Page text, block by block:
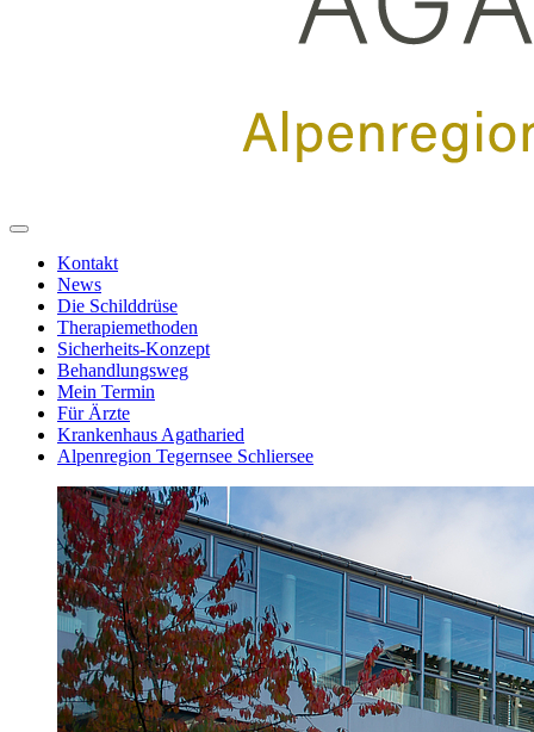
Kontakt
News
Die Schilddrüse
Therapiemethoden
Sicherheits-Konzept
Behandlungsweg
Mein Termin
Für Ärzte
Krankenhaus Agatharied
Alpenregion Tegernsee Schliersee